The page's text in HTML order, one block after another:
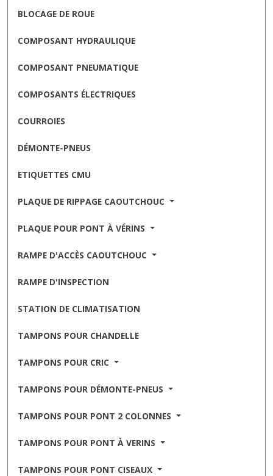
BLOCAGE DE ROUE
COMPOSANT HYDRAULIQUE
COMPOSANT PNEUMATIQUE
COMPOSANTS ÉLECTRIQUES
COURROIES
DÉMONTE-PNEUS
ETIQUETTES CMU
PLAQUE DE RIPPAGE CAOUTCHOUC
PLAQUE POUR PONT À VÉRINS
RAMPE D'ACCÈS CAOUTCHOUC
RAMPE D'INSPECTION
STATION DE CLIMATISATION
TAMPONS POUR CHANDELLE
TAMPONS POUR CRIC
TAMPONS POUR DÉMONTE-PNEUS
TAMPONS POUR PONT 2 COLONNES
TAMPONS POUR PONT À VERINS
TAMPONS POUR PONT CISEAUX